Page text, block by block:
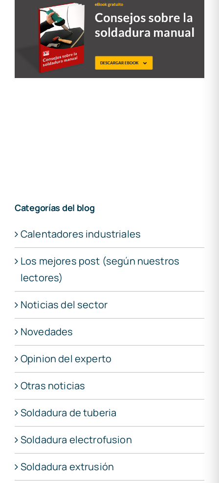
Categorías del blog
Calentadores industriales
Los mejores post (según nuestros
lectores)
Noticias del sector
Novedades
Opinion del experto
Otras noticias
Soldadura de tuberia
Soldadura electrofusion
Soldadura extrusión